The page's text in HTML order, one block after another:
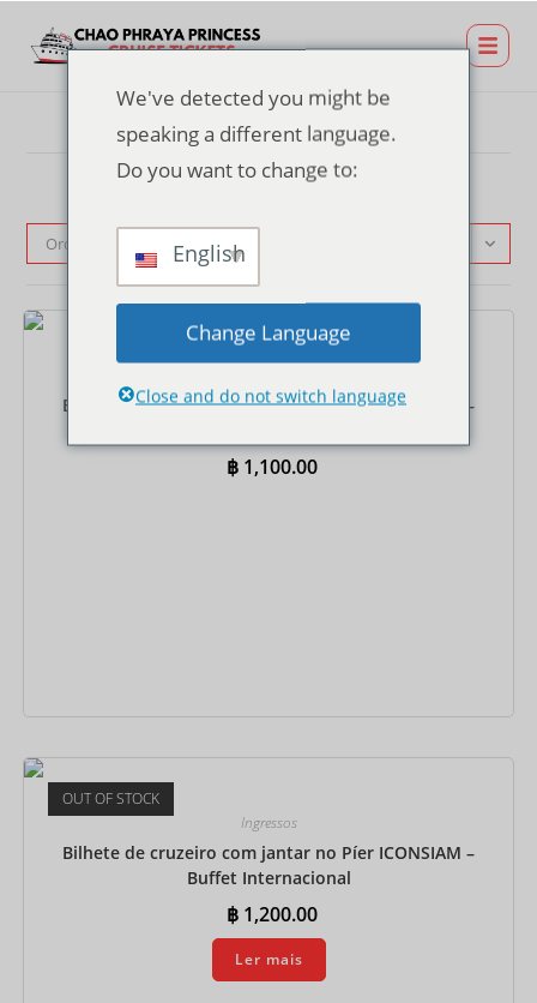
Ordenação padrão
Bilhete de cruzeiro com jantar no Píer ICONSIAM –
฿ 1,100.00
Adicionar
OUT OF STOCK
Ingressos
Bilhete de cruzeiro com jantar no Píer ICONSIAM –
Buffet Internacional
฿ 1,200.00
Ler mais
We've detected you might be
speaking a different language.
Do you want to change to:
English
Change Language
Close and do not switch language